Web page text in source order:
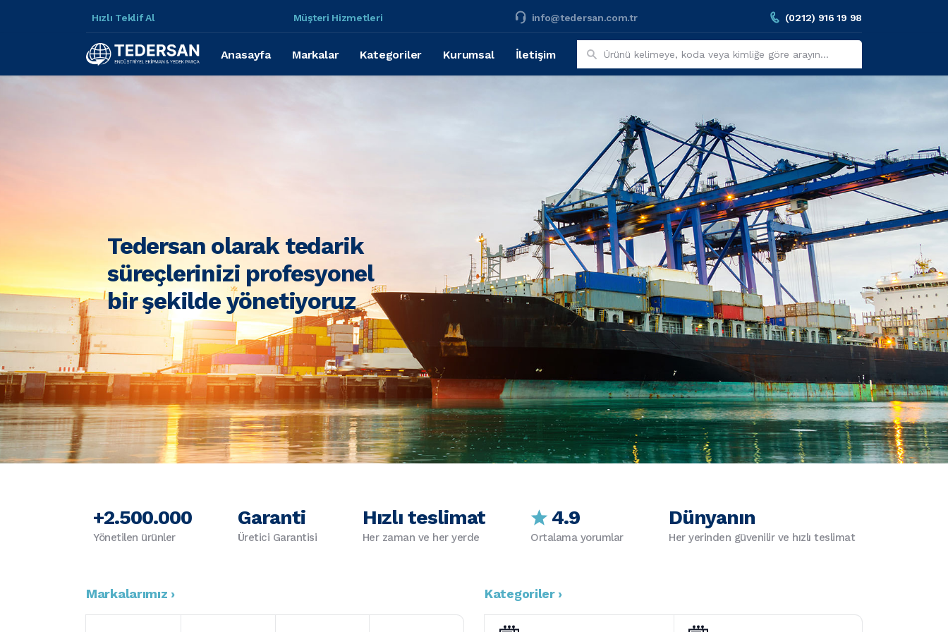
Hızlı Teklif Al Müşteri Hizmetleri info@tedersan.com.tr (0212) 916 19 98
Anasayfa Markalar Kategoriler Kurumsal İletişim
Tedersan olarak tedarik
süreçlerinizi profesyonel
bir şekilde yönetiyoruz
+2.500.000
Yönetilen ürünler
Garanti
Üretici Garantisi
Hızlı teslimat
Her zaman ve her yerde
4.9
Ortalama yorumlar
Dünyanın
Her yerinden güvenilir ve hızlı teslimat
Markalarımız › Kategoriler ›